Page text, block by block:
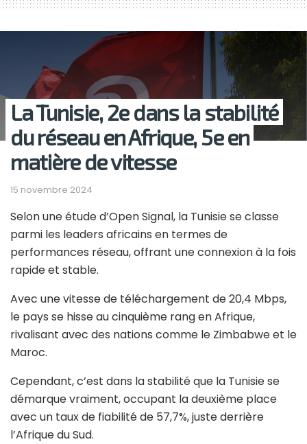
La Tunisie, 2e dans la stabilité
du réseau en Afrique, 5e en
matière de vitesse
15 novembre 2024
Selon une étude d’Open Signal, la Tunisie se classe
parmi les leaders africains en termes de
performances réseau, offrant une connexion à la fois
rapide et stable.
Avec une vitesse de téléchargement de 20,4 Mbps,
le pays se hisse au cinquième rang en Afrique,
rivalisant avec des nations comme le Zimbabwe et le
Maroc.
Cependant, c’est dans la stabilité que la Tunisie se
démarque vraiment, occupant la deuxième place
avec un taux de fiabilité de 57,7%, juste derrière
l’Afrique du Sud.